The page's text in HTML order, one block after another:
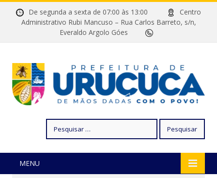
De segunda a sexta de 07:00 às 13:00
Centro
Administrativo Rubi Mancuso – Rua Carlos Barreto, s/n,
Everaldo Argolo Góes
por:
MENU